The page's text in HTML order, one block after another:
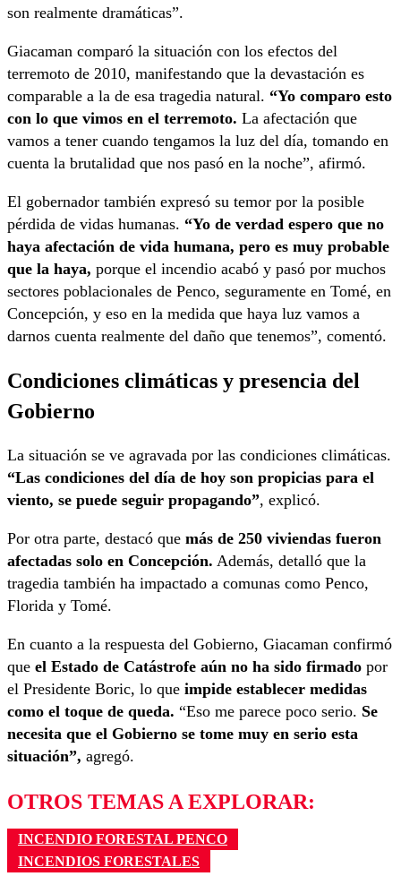
son realmente dramáticas”.
Giacaman comparó la situación con los efectos del
terremoto de 2010, manifestando que la devastación es
comparable a la de esa tragedia natural. “Yo comparo esto
con lo que vimos en el terremoto. La afectación que
vamos a tener cuando tengamos la luz del día, tomando en
cuenta la brutalidad que nos pasó en la noche”, afirmó.
El gobernador también expresó su temor por la posible
pérdida de vidas humanas. “Yo de verdad espero que no
haya afectación de vida humana, pero es muy probable
que la haya, porque el incendio acabó y pasó por muchos
sectores poblacionales de Penco, seguramente en Tomé, en
Concepción, y eso en la medida que haya luz vamos a
darnos cuenta realmente del daño que tenemos”, comentó.
Condiciones climáticas y presencia del
Gobierno
La situación se ve agravada por las condiciones climáticas.
“Las condiciones del día de hoy son propicias para el
viento, se puede seguir propagando”, explicó.
Por otra parte, destacó que más de 250 viviendas fueron
afectadas solo en Concepción. Además, detalló que la
tragedia también ha impactado a comunas como Penco,
Florida y Tomé.
En cuanto a la respuesta del Gobierno, Giacaman confirmó
que el Estado de Catástrofe aún no ha sido firmado por
el Presidente Boric, lo que impide establecer medidas
como el toque de queda. “Eso me parece poco serio. Se
necesita que el Gobierno se tome muy en serio esta
situación”, agregó.
OTROS TEMAS A EXPLORAR:
INCENDIO FORESTAL PENCO
INCENDIOS FORESTALES